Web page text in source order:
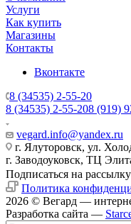
Услуги
Как купить
Магазины
Контакты
Вконтакте
8 (34535) 2-55-20
8 (34535) 2-55-208 (919)
vegard.info@yandex.ru
г. Ялуторовск, ул.
г. Заводоуковск, ​ТЦ
Подписаться на рассылку
Политика
2026 © Вегард —
Разработка сайта —